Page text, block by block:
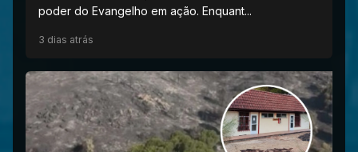
poder do Evangelho em ação. Enquant...
3 dias atrás